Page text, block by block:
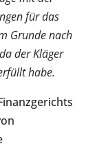
für das
Grunde nach
der Kläger
habe.